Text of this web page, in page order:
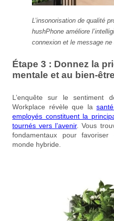
L’insonorisation de qualité
hushPhone améliore
connexion et le message ne
Étape 3 : Donnez la
mentale et au bien-être
L’enquête sur le sentiment
Workplace révèle que la
employés constituent la
tournés vers l’avenir. Vous
fondamentaux pour
monde hybride.